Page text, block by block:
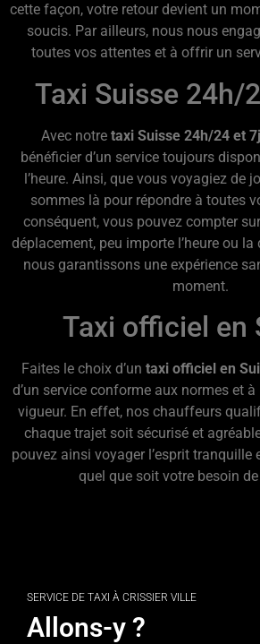
cette façon, votre retour devient un
soucis. Par ailleurs, nous nous
toutes vos attentes et à offrir un
Taxi Suisse 24h/
Avec notre taxi Suisse 24h/24 et
bénéficier d’un service toujours
l’heure. Ainsi, que vous voyagiez de
sommes là pour répondre à toutes
conséquent, vous pouvez compter
déplacement, peu importe l’heure ou
nous garantissons une expérience
moment.
Taxi officiel en
Faites le choix d’un taxi officiel en
d’un service conforme aux normes et
vigueur. En effet, nos chauffeurs
chaque trajet soit sécurisé et
pouvez ainsi voyager l’esprit tranquille
quel que soit votre besoin
SERVICE DE TAXI À CRISSIER VILLE
Allons-y ?